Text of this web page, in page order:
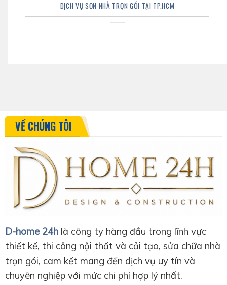
DỊCH VỤ SƠN NHÀ TRỌN GÓI TẠI TP.HCM
VỀ CHÚNG TÔI
D-home 24h là công ty hàng đầu trong lĩnh vực
thiết kế, thi công nội thất và cải tạo, sửa chữa nhà
trọn gói, cam kết mang đến dịch vụ uy tín và
chuyên nghiệp với mức chi phí hợp lý nhất.